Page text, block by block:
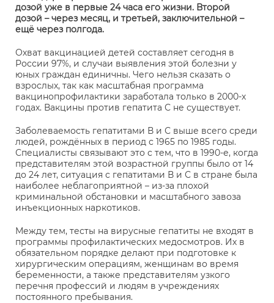
дозой уже в первые 24 часа его жизни. Второй
дозой – через месяц, и третьей, заключительной –
ещё через полгода.
Охват вакцинацией детей составляет сегодня в
России 97%, и случаи выявления этой болезни у
юных граждан единичны. Чего нельзя сказать о
взрослых, так как масштабная программа
вакцинопрофилактики заработала только в 2000-х
годах. Вакцины против гепатита С не существует.
Заболеваемость гепатитами В и С выше всего среди
людей, рождённых в период с 1965 по 1985 годы.
Специалисты связывают это с тем, что в 1990-е, когда
представителям этой возрастной группы было от 14
до 24 лет, ситуация с гепатитами В и С в стране была
наиболее неблагоприятной – из-за плохой
криминальной обстановки и масштабного завоза
инъекционных наркотиков.
Между тем, тесты на вирусные гепатиты не входят в
программы профилактических медосмотров. Их в
обязательном порядке делают при подготовке к
хирургическим операциям, женщинам во время
беременности, а также представителям узкого
перечня профессий и людям в учреждениях
постоянного пребывания.